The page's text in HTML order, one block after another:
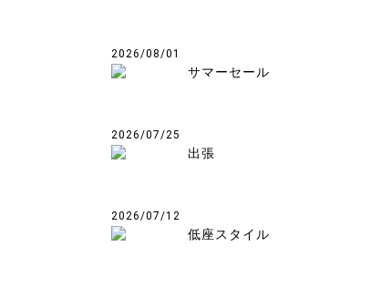
2026/08/01
サマーセール
2026/07/25
出張
2026/07/12
低座スタイル